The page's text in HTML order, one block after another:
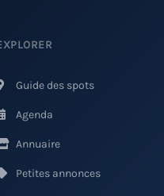
Guide des spots
Agenda
Annuaire
Petites annonces